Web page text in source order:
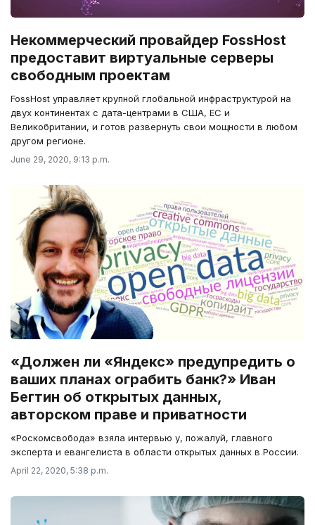
Некоммерческий провайдер FossHost
предоставит виртуальные серверы
свободным проектам
FossHost управляет крупной глобальной инфраструктурой на
двух континентах с дата-центрами в США, ЕС и
Великобритании, и готов развернуть свои мощности в любом
другом регионе.
June 29, 2020, 9:13 p.m.
«Должен ли «Яндекс» предупредить о
ваших планах ограбить банк?» Иван
Бегтин об открытых данных,
авторском праве и приватности
«Роскомсвобода» взяла интервью у, пожалуй, главного
эксперта и евангелиста в области открытых данных в России.
April 22, 2020, 5:38 p.m.